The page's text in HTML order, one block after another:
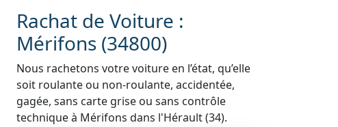
Rachat de Voiture :
Mérifons (34800)
Nous rachetons votre voiture en l’état, qu’elle
soit roulante ou non-roulante, accidentée,
gagée, sans carte grise ou sans contrôle
technique à Mérifons dans l'Hérault (34).